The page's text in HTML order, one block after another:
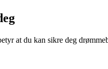
at du kan sikre deg